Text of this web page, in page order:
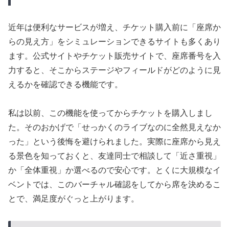
近年は便利なサービスが増え、チケット購入前に「座席か
らの見え方」をシミュレーションできるサイトも多くあり
ます。公式サイトやチケット販売サイトで、座席番号を入
力すると、そこからステージやフィールドがどのように見
えるかを確認できる機能です。
私は以前、この機能を使ってからチケットを購入しまし
た。そのおかげで「せっかくのライブなのに全然見えなか
った」という後悔を避けられました。実際に座席から見え
る景色を知っておくと、友達同士で相談して「近さ重視」
か「全体重視」か選べるので安心です。とくに大規模なイ
ベントでは、このバーチャル確認をしてから席を決めるこ
とで、満足度がぐっと上がります。